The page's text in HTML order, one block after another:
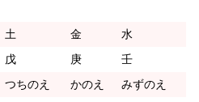
土 金
水
戊 庚
壬
つちのえ かのえ
みずのえ